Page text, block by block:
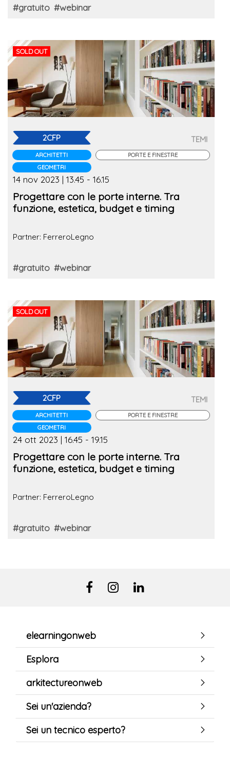
#gratuito #webinar
SOLD OUT
2CFP
ARCHITETTI
GEOMETRI
TEMI
PORTE E FINESTRE
14 nov 2023 | 13.45 - 16.15
Progettare con le porte interne. Tra
funzione, estetica, budget e timing
Partner: FerreroLegno
#gratuito #webinar
SOLD OUT
2CFP
ARCHITETTI
GEOMETRI
TEMI
PORTE E FINESTRE
24 ott 2023 | 16.45 - 19.15
Progettare con le porte interne. Tra
funzione, estetica, budget e timing
Partner: FerreroLegno
#gratuito #webinar
elearningonweb
Esplora
arkitectureonweb
Sei un'azienda?
Sei un tecnico esperto?